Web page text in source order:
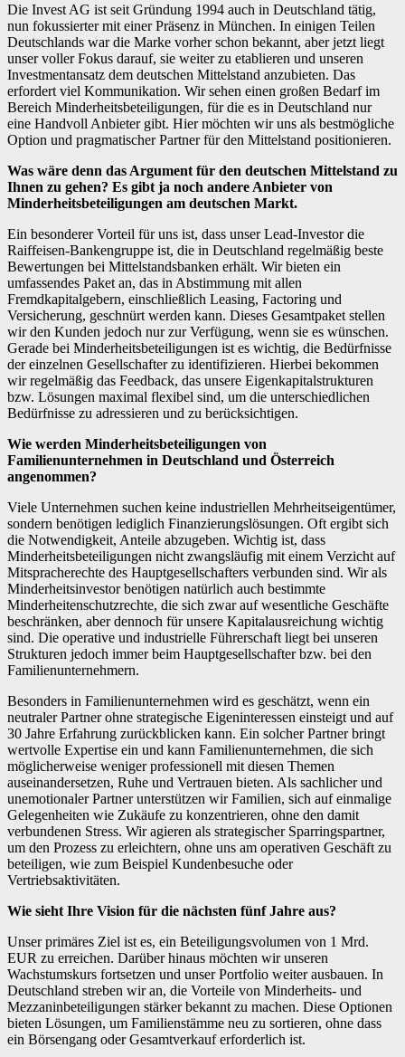
Die Invest AG ist seit Gründung 1994 auch in Deutschland tätig,
nun fokussierter mit einer Präsenz in München. In einigen Teilen
Deutschlands war die Marke vorher schon bekannt, aber jetzt liegt
unser voller Fokus darauf, sie weiter zu etablieren und unseren
Investmentansatz dem deutschen Mittelstand anzubieten. Das
erfordert viel Kommunikation. Wir sehen einen großen Bedarf im
Bereich Minderheitsbeteiligungen, für die es in Deutschland nur
eine Handvoll Anbieter gibt. Hier möchten wir uns als bestmögliche
Option und pragmatischer Partner für den Mittelstand positionieren.
Was wäre denn das Argument für den deutschen Mittelstand zu
Ihnen zu gehen? Es gibt ja noch andere Anbieter von
Minderheitsbeteiligungen am deutschen Markt.
Ein besonderer Vorteil für uns ist, dass unser Lead-Investor die
Raiffeisen-Bankengruppe ist, die in Deutschland regelmäßig beste
Bewertungen bei Mittelstandsbanken erhält. Wir bieten ein
umfassendes Paket an, das in Abstimmung mit allen
Fremdkapitalgebern, einschließlich Leasing, Factoring und
Versicherung, geschnürt werden kann. Dieses Gesamtpaket stellen
wir den Kunden jedoch nur zur Verfügung, wenn sie es wünschen.
Gerade bei Minderheitsbeteiligungen ist es wichtig, die Bedürfnisse
der einzelnen Gesellschafter zu identifizieren. Hierbei bekommen
wir regelmäßig das Feedback, das unsere Eigenkapitalstrukturen
bzw. Lösungen maximal flexibel sind, um die unterschiedlichen
Bedürfnisse zu adressieren und zu berücksichtigen.
Wie werden Minderheitsbeteiligungen von
Familienunternehmen in Deutschland und Österreich
angenommen?
Viele Unternehmen suchen keine industriellen Mehrheitseigentümer,
sondern benötigen lediglich Finanzierungslösungen. Oft ergibt sich
die Notwendigkeit, Anteile abzugeben. Wichtig ist, dass
Minderheitsbeteiligungen nicht zwangsläufig mit einem Verzicht auf
Mitspracherechte des Hauptgesellschafters verbunden sind. Wir als
Minderheitsinvestor benötigen natürlich auch bestimmte
Minderheitenschutzrechte, die sich zwar auf wesentliche Geschäfte
beschränken, aber dennoch für unsere Kapitalausreichung wichtig
sind. Die operative und industrielle Führerschaft liegt bei unseren
Strukturen jedoch immer beim Hauptgesellschafter bzw. bei den
Familienunternehmern.
Besonders in Familienunternehmen wird es geschätzt, wenn ein
neutraler Partner ohne strategische Eigeninteressen einsteigt und auf
30 Jahre Erfahrung zurückblicken kann. Ein solcher Partner bringt
wertvolle Expertise ein und kann Familienunternehmen, die sich
möglicherweise weniger professionell mit diesen Themen
auseinandersetzen, Ruhe und Vertrauen bieten. Als sachlicher und
unemotionaler Partner unterstützen wir Familien, sich auf einmalige
Gelegenheiten wie Zukäufe zu konzentrieren, ohne den damit
verbundenen Stress. Wir agieren als strategischer Sparringspartner,
um den Prozess zu erleichtern, ohne uns am operativen Geschäft zu
beteiligen, wie zum Beispiel Kundenbesuche oder
Vertriebsaktivitäten.
Wie sieht Ihre Vision für die nächsten fünf Jahre aus?
Unser primäres Ziel ist es, ein Beteiligungsvolumen von 1 Mrd.
EUR zu erreichen. Darüber hinaus möchten wir unseren
Wachstumskurs fortsetzen und unser Portfolio weiter ausbauen. In
Deutschland streben wir an, die Vorteile von Minderheits- und
Mezzaninbeteiligungen stärker bekannt zu machen. Diese Optionen
bieten Lösungen, um Familienstämme neu zu sortieren, ohne dass
ein Börsengang oder Gesamtverkauf erforderlich ist.